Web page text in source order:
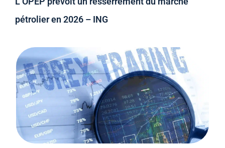
pétrolier en 2026 – ING